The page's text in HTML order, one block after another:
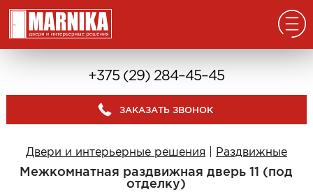
Входные двери
В дом с окном
В дом без окна
+375 (29) 284–45–45
ЗАКАЗАТЬ ЗВОНОК
Двери и интерьерные решения Раздвижные
Межкомнатная раздвижная дверь 11 (под
отделку)